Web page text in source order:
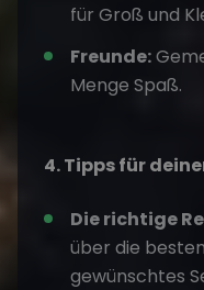
für Groß und
Freunde:
Menge Spaß.
4. Tipps für
Die richtige
über die
gewünschtes